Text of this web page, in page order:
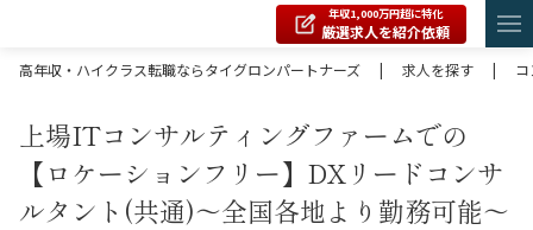
年収1,000万円超に特化
厳選求人を紹介依頼
高年収・ハイクラス転職ならタイグロンパートナーズ
| 求人を探す |
上場ITコンサルティングファームでの
【ロケーションフリー】DXリードコンサ
ルタント(共通)～全国各地より勤務可能～